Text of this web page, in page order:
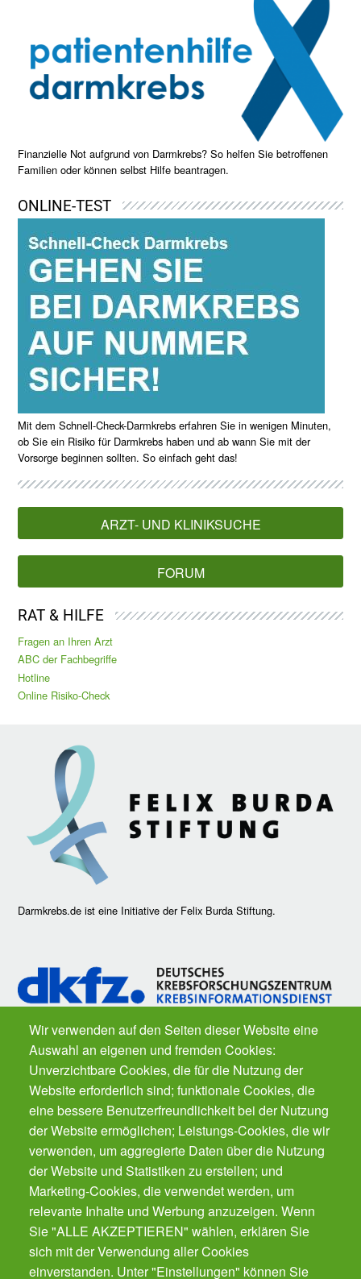
Finanzielle Not aufgrund von Darmkrebs? So helfen Sie betroffenen
Familien oder können selbst Hilfe beantragen.
ONLINE-TEST
Mit dem Schnell-Check-Darmkrebs erfahren Sie in wenigen Minuten,
ob Sie ein Risiko für Darmkrebs haben und ab wann Sie mit der
Vorsorge beginnen sollten. So einfach geht das!
ARZT- UND KLINIKSUCHE
FORUM
RAT & HILFE
Fragen an Ihren Arzt
ABC der Fachbegriffe
Hotline
Online Risiko-Check
Darmkrebs.de ist eine Initiative der Felix Burda Stiftung.
Wir verwenden auf den Seiten dieser Website eine
Auswahl an eigenen und fremden Cookies:
Unverzichtbare Cookies, die für die Nutzung der
Website erforderlich sind; funktionale Cookies, die
eine bessere Benutzerfreundlichkeit bei der Nutzung
der Website ermöglichen; Leistungs-Cookies, die wir
verwenden, um aggregierte Daten über die Nutzung
der Website und Statistiken zu erstellen; und
Marketing-Cookies, die verwendet werden, um
relevante Inhalte und Werbung anzuzeigen. Wenn
Sie "ALLE AKZEPTIEREN" wählen, erklären Sie
sich mit der Verwendung aller Cookies
einverstanden. Unter "Einstellungen" können Sie
Fragen zu Krebs? DerKrebsinformationsdienstdes Deutschen
Krebsforschungszentrums ist für Sie da. Kostenfrei.
Der Gesundheits-Butler für Ihr Smartphone.
Der automatische Gesundheits-Manager für alle
Präventions-Leistung - von Impfungen, Zahnarzt
bis Krebsvorsorge. Für die ganze Familie.
Gratis!
Cookies verwalten